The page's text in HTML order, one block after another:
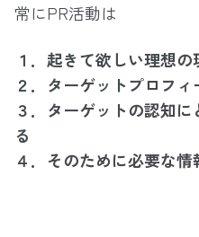
常にPR活動は
１．起きて欲しい理想の
２．ターゲットプロフィ
３．ターゲットの認知
る
４．そのために必要な情